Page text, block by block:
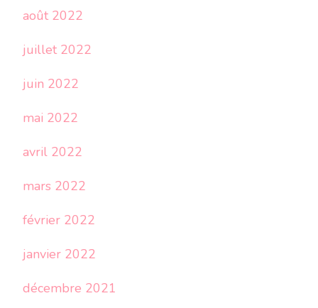
août 2022
juillet 2022
juin 2022
mai 2022
avril 2022
mars 2022
février 2022
janvier 2022
décembre 2021